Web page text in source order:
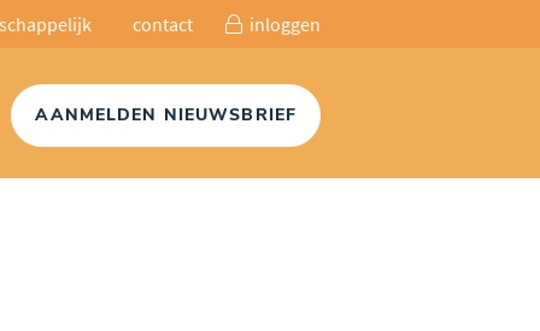
inloggen
contact
AANMELDEN NIEUWSBRIEF